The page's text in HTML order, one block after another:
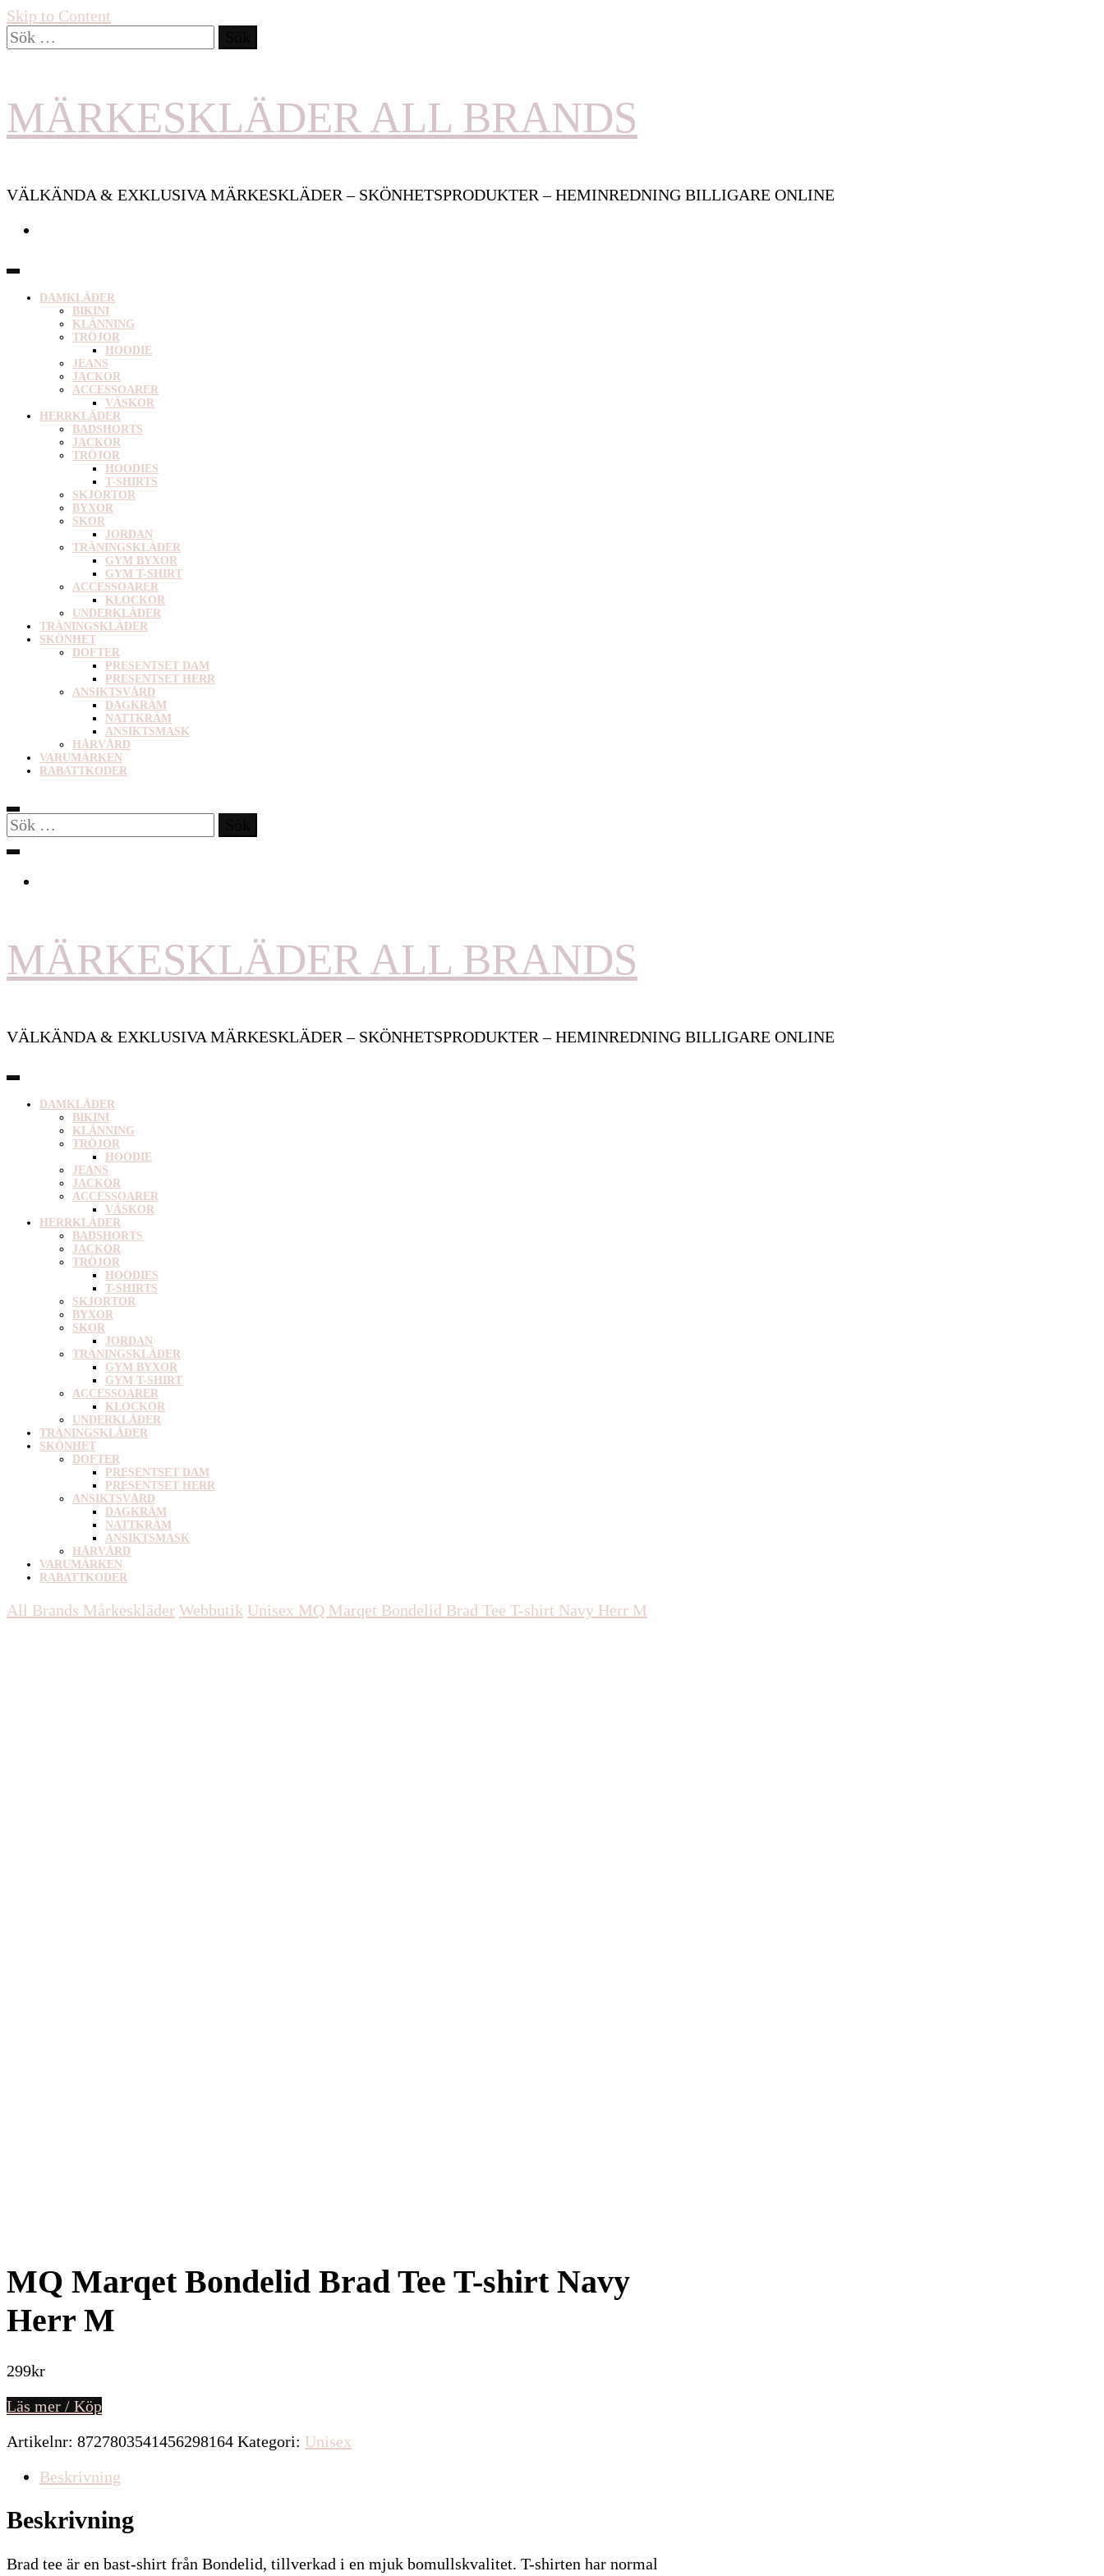
Skip to Content
Sök
efter:
MÄRKESKLÄDER ALL BRANDS
VÄLKÄNDA & EXKLUSIVA MÄRKESKLÄDER – SKÖNHETSPRODUKTER – HEMINREDNING BILLIGARE ONLINE
DAMKLÄDER
BIKINI
KLÄNNING
TRÖJOR
HOODIE
JEANS
JACKOR
ACCESSOARER
VÄSKOR
HERRKLÄDER
BADSHORTS
JACKOR
TRÖJOR
HOODIES
T-SHIRTS
SKJORTOR
BYXOR
SKOR
JORDAN
TRÄNINGSKLÄDER
GYM BYXOR
GYM T-SHIRT
ACCESSOARER
KLOCKOR
UNDERKLÄDER
TRÄNINGSKLÄDER
SKÖNHET
DOFTER
PRESENTSET DAM
PRESENTSET HERR
ANSIKTSVÅRD
DAGKRÄM
NATTKRÄM
ANSIKTSMASK
HÅRVÅRD
VARUMÄRKEN
RABATTKODER
Sök
efter:
MÄRKESKLÄDER ALL BRANDS
VÄLKÄNDA & EXKLUSIVA MÄRKESKLÄDER – SKÖNHETSPRODUKTER – HEMINREDNING BILLIGARE ONLINE
DAMKLÄDER
BIKINI
KLÄNNING
TRÖJOR
HOODIE
JEANS
JACKOR
ACCESSOARER
VÄSKOR
HERRKLÄDER
BADSHORTS
JACKOR
TRÖJOR
HOODIES
T-SHIRTS
SKJORTOR
BYXOR
SKOR
JORDAN
TRÄNINGSKLÄDER
GYM BYXOR
GYM T-SHIRT
ACCESSOARER
KLOCKOR
UNDERKLÄDER
TRÄNINGSKLÄDER
SKÖNHET
DOFTER
PRESENTSET DAM
PRESENTSET HERR
ANSIKTSVÅRD
DAGKRÄM
NATTKRÄM
ANSIKTSMASK
HÅRVÅRD
VARUMÄRKEN
RABATTKODER
All Brands Mårkeskläder Webbutik Unisex MQ Marqet Bondelid Brad Tee T-shirt Navy Herr M
MQ Marqet Bondelid Brad Tee T-shirt Navy
Herr M
299kr
Läs mer / Köp
Artikelnr: 8727803541456298164 Kategori: Unisex
Beskrivning
Beskrivning
Brad tee är en bast-shirt från Bondelid, tillverkad i en mjuk bomullskvalitet. T-shirten har normal